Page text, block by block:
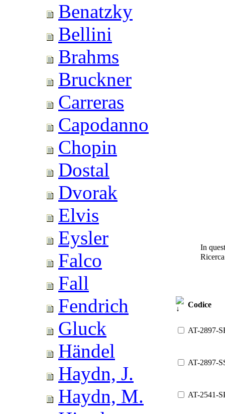
Benatzky
Bellini
Brahms
Bruckner
Carreras
Capodanno
Chopin
Dostal
Dvorak
Elvis
Eysler
Falco
Fall
Fendrich
Gluck
Händel
Haydn, J.
Haydn, M.
In
Codice
AT-2897-
AT-2897-
AT-2541-